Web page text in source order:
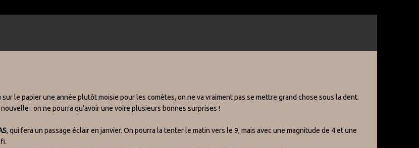
sur le papier une année plutôt moisie pour les comètes, on ne va vraiment pas se mettre grand chose sous la dent.
: on ne pourra qu'avoir une voire plusieurs bonnes surprises !
, qui fera un passage éclair en janvier. On pourra la tenter le matin vers le 9, mais avec une magnitude de 4 et une